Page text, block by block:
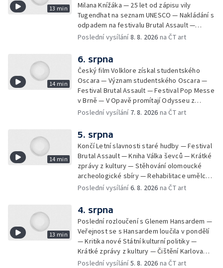
13 min
Milana Knížáka — 25 let od zápisu vily
Tugendhat na seznam UNESCO — Nakládání s
odpadem na festivalu Brutal Assault —
Koncert Marka Ztraceného na Letenské pláni
Poslední vysílání8. 8. 2026 na ČT art
14 min
6. srpna
Český film Volklore získal studentského
Oscara — Význam studentského Oscara —
Festival Brutal Assault — Festival Pop Messe
v Brně — V Opavě promítají Odysseu z
filmového pásu
Poslední vysílání 7. 8. 2026 na ČT art
14 min
5. srpna
Končí Letní slavnosti staré hudby — Festival
Brutal Assault — Kniha Válka ševců — Krátké
zprávy z kultury — Stěhování olomoucké
archeologické sbíry — Rehabilitace umělce
Milana Knížáka — Trailer na film Osamělý vlk
Poslední vysílání6. 8. 2026 na ČT art
13 min
4. srpna
Poslední rozloučení s Glenem Hansardem —
Veřejnost se s Hansardem loučila v pondělí
— Kritika nové Státní kulturní politiky —
Krátké zprávy z kultury — Čištění Karlova
mostu — Archeologický výzkum na
Poslední vysílání5. 8. 2026 na ČT art